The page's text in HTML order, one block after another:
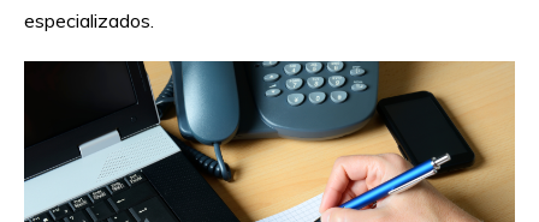
especializados.